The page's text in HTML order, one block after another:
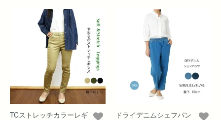
TCストレッチカラーレギ
ドライデニムシェフパン